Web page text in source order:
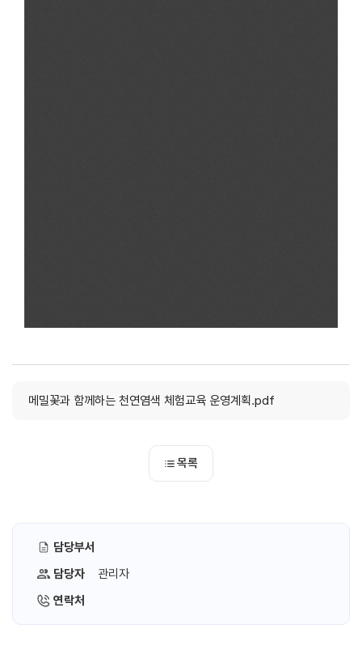
메밀꽃과 함께하는 천연염색 체험교육 운영계획.pdf
목록
담당부서
담당자
관리자
연락처